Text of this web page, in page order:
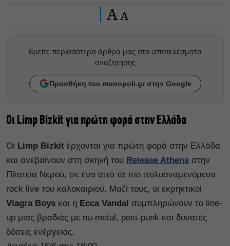
A A
Βρείτε περισσότερα άρθρα μας στα αποτελέσματα
αναζητησης
Προσθήκη του monopoli.gr στην Google
Οι Limp Bizkit για πρώτη φορά στην Ελλάδα
Οι Limp Bizkit έρχονται για πρώτη φορά στην Ελλάδα
και ανεβαίνουν στη σκηνή του Release Athens στην
Πλατεία Νερού, σε ένα από τα πιο πολυαναμενόμενα
rock live του καλοκαιριού. Μαζί τους, οι εκρηκτικοί
Viagra Boys και η Ecca Vandal συμπληρώνουν το line-
up μιας βραδιάς με nu-metal, post-punk και δυνατές
δόσεις ενέργειας.